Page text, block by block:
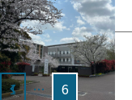
投
1 … 6